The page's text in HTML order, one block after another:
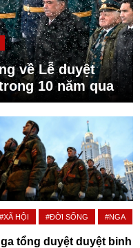
về Lễ duyệt
10 năm qua
#XÃ HỘI #ĐỜI SỐNG #NGA
tổng duyệt duyệt binh